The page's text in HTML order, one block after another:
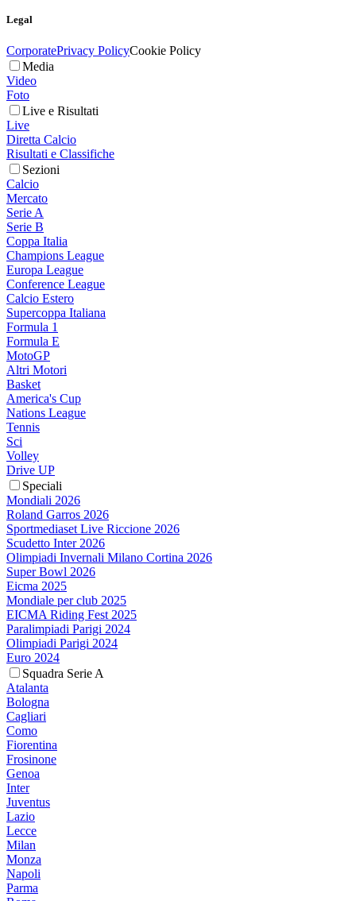
Legal
CorporatePrivacy PolicyCookie Policy
Media
Video
Foto
Live e Risultati
Live
Diretta Calcio
Risultati e Classifiche
Sezioni
Calcio
Mercato
Serie A
Serie B
Coppa Italia
Champions League
Europa League
Conference League
Calcio Estero
Supercoppa Italiana
Formula 1
Formula E
MotoGP
Altri Motori
Basket
America's Cup
Nations League
Tennis
Sci
Volley
Drive UP
Speciali
Mondiali 2026
Roland Garros 2026
Sportmediaset Live Riccione 2026
Scudetto Inter 2026
Olimpiadi Invernali Milano Cortina 2026
Super Bowl 2026
Eicma 2025
Mondiale per club 2025
EICMA Riding Fest 2025
Paralimpiadi Parigi 2024
Olimpiadi Parigi 2024
Euro 2024
Squadra Serie A
Atalanta
Bologna
Cagliari
Como
Fiorentina
Frosinone
Genoa
Inter
Juventus
Lazio
Lecce
Milan
Monza
Napoli
Parma